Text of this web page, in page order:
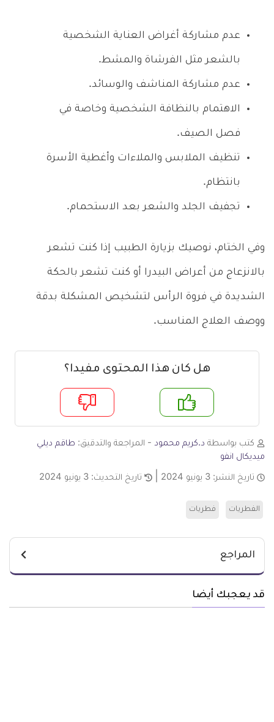
عدم مشاركة أغراض العناية الشخصية
بالشعر مثل الفرشاة والمشط.
عدم مشاركة المناشف والوسائد.
الاهتمام بالنظافة الشخصية وخاصة في
فصل الصيف.
تنظيف الملابس والملاءات وأغطية الأسرة
بانتظام.
تجفيف الجلد والشعر بعد الاستحمام.
وفي الختام، نوصيك بزيارة الطبيب إذا كنت تشعر
بالانزعاج من أعراض البيدرا أو كنت تشعر بالحكة
الشديدة في فروة الرأس لتشخيص المشكلة بدقة
ووصف العلاج المناسب.
هل كان هذا المحتوى مفيدا؟
لا
كتب بواسطة د.كريم محمود - المراجعة والتدقيق: طاقم ديلي
ميديكال انفو
تاريخ النشر: 3 يونيو 2024 تاريخ التحديث: 3 يونيو 2024
الفطريات فطريات
المراجع
قد يعجبك أيضا